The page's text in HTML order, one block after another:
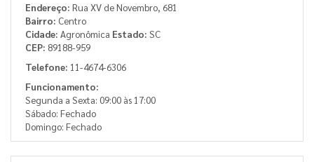
Endereço: Rua XV de Novembro, 681
Bairro: Centro
Cidade: Agronômica Estado: SC
CEP: 89188-959
Telefone: 11-4674-6306
Funcionamento:
Segunda a Sexta: 09:00 às 17:00
Sábado: Fechado
Domingo: Fechado